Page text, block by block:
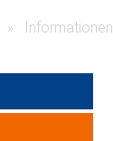
Informationen